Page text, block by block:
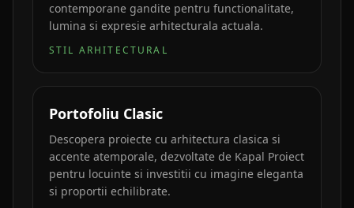
contemporane gandite pentru functionalitate,
lumina si expresie arhitecturala actuala.
STIL ARHITECTURAL
Portofoliu Clasic
Descopera proiecte cu arhitectura clasica si
accente atemporale, dezvoltate de Kapal Proiect
pentru locuinte si investitii cu imagine eleganta
si proportii echilibrate.